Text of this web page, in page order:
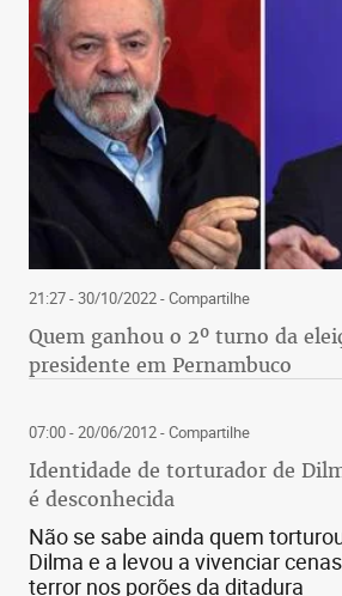
21:27 - 30/10/2022- Compartilhe
Quem ganhou o 2º turno da
presidente em Pernambuco
07:00 - 20/06/2012- Compartilhe
Identidade de torturador de
é desconhecida
Não se sabe ainda quem
Dilma e a levou a vivenciar
terror nos porões da ditadura